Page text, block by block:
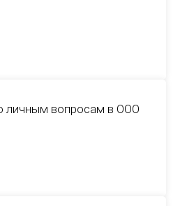
личным вопросам в ООО